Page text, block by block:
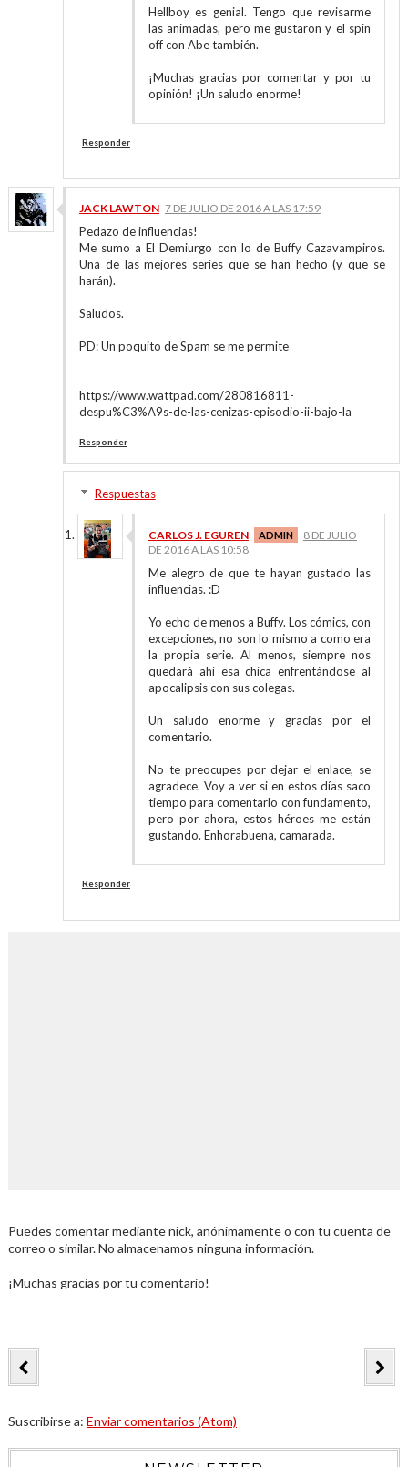
Hellboy es genial. Tengo que revisarme
las animadas, pero me gustaron y el spin
off con Abe también.
¡Muchas gracias por comentar y por tu
opinión! ¡Un saludo enorme!
Responder
JACK LAWTON 7 DE JULIO DE 2016 A LAS 17:59
Pedazo de influencias!
Me sumo a El Demiurgo con lo de Buffy Cazavampiros.
Una de las mejores series que se han hecho (y que se
harán).
Saludos.
PD: Un poquito de Spam se me permite
https://www.wattpad.com/280816811-
despu%C3%A9s-de-las-cenizas-episodio-ii-bajo-la
Responder
Respuestas
CARLOS J. EGUREN
8 DE JULIO
DE 2016 A LAS 10:58
Me alegro de que te hayan gustado las
influencias. :D
Yo echo de menos a Buffy. Los cómics, con
excepciones, no son lo mismo a como era
la propia serie. Al menos, siempre nos
quedará ahí esa chica enfrentándose al
apocalipsis con sus colegas.
Un saludo enorme y gracias por el
comentario.
No te preocupes por dejar el enlace, se
agradece. Voy a ver si en estos días saco
tiempo para comentarlo con fundamento,
pero por ahora, estos héroes me están
gustando. Enhorabuena, camarada.
Responder
Puedes comentar mediante nick, anónimamente o con tu cuenta de
correo o similar. No almacenamos ninguna información.
¡Muchas gracias por tu comentario!
Suscribirse a: Enviar comentarios (Atom)